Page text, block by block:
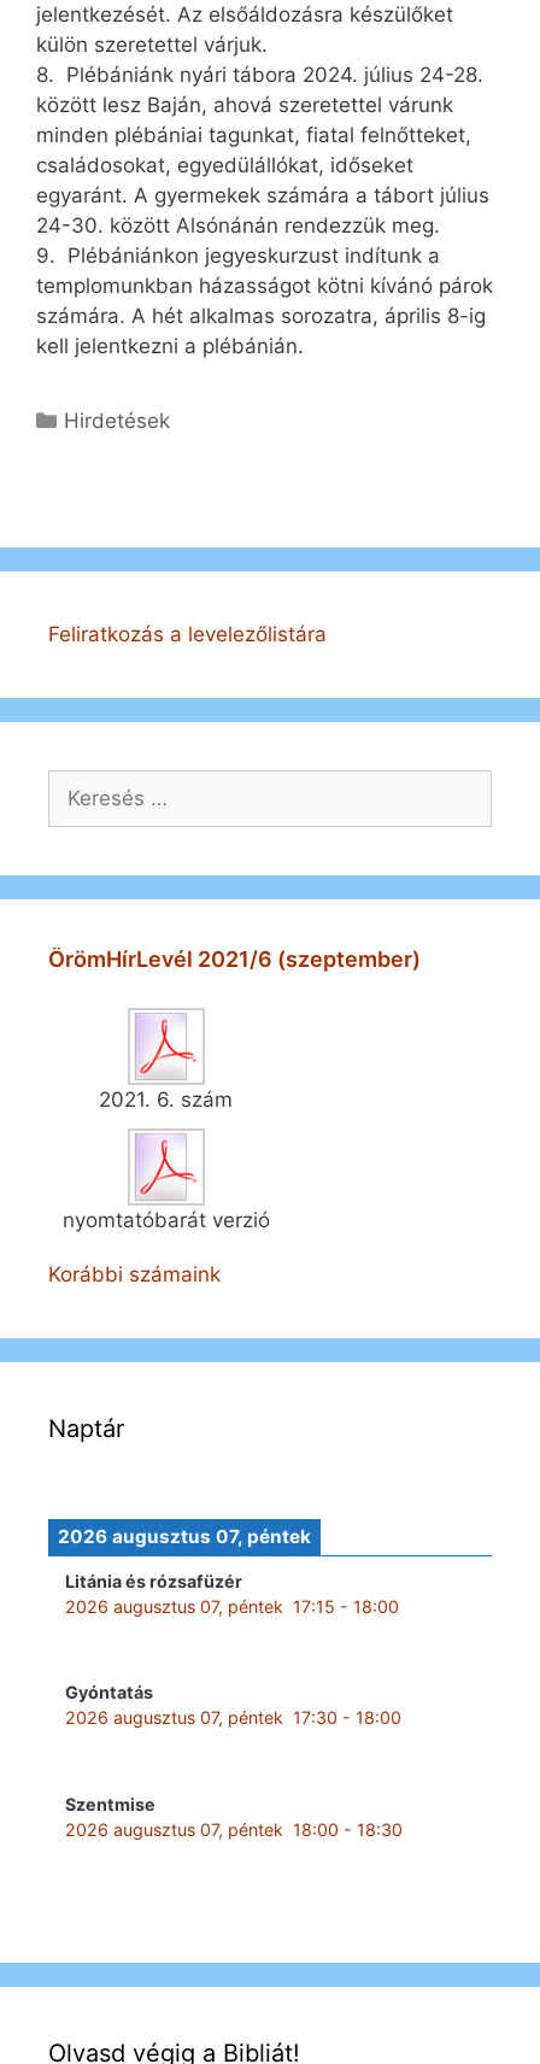
jelentkezését. Az elsőáldozásra készülőket
külön szeretettel várjuk.
8. Plébániánk nyári tábora 2024. július 24-28.
között lesz Baján, ahová szeretettel várunk
minden plébániai tagunkat, fiatal felnőtteket,
családosokat, egyedülállókat, időseket
egyaránt. A gyermekek számára a tábort július
24-30. között Alsónánán rendezzük meg.
9. Plébániánkon jegyeskurzust indítunk a
templomunkban házasságot kötni kívánó párok
számára. A hét alkalmas sorozatra, április 8-ig
kell jelentkezni a plébánián.
Kategória
Hirdetések
Feliratkozás a levelezőlistára
Keresés:
ÖrömHírLevél 2021/6 (szeptember)
2021. 6. szám
nyomtatóbarát verzió
Korábbi számaink
Naptár
2026 augusztus 07, péntek
Litánia és rózsafüzér
2026 augusztus 07, péntek 17:15 - 18:00
Gyóntatás
2026 augusztus 07, péntek 17:30 - 18:00
Szentmise
2026 augusztus 07, péntek 18:00 - 18:30
Olvasd végig a Bibliát!